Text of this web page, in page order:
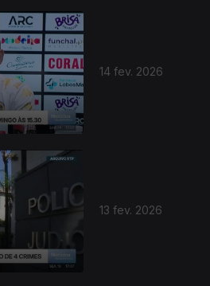
14 fev. 2026
13 fev. 2026